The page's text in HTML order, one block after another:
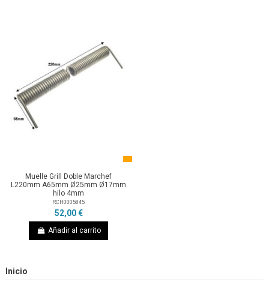
Muelle Grill Doble Marchef
L220mm A65mm Ø25mm Ø17mm
hilo 4mm
RCH0005845
52,00 €
Añadir al carrito
Inicio